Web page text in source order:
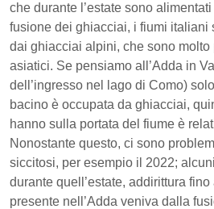
che durante l’estate sono
fusione dei ghiacciai, i fiumi italiani
dai ghiacciai alpini, che sono
asiatici. Se pensiamo all’Adda in
dell’ingresso nel lago di Como)
bacino è occupata da ghiacciai,
hanno sulla portata del fiume è
Nonostante questo, ci sono
siccitosi, per esempio il 2022;
durante quell’estate, addirittura fino
presente nell’Adda veniva dalla